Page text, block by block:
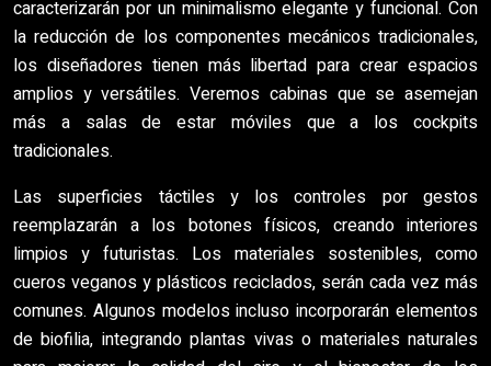
caracterizarán por un minimalismo elegante y funcional. Con
la reducción de los componentes mecánicos tradicionales,
los diseñadores tienen más libertad para crear espacios
amplios y versátiles. Veremos cabinas que se asemejan
más a salas de estar móviles que a los cockpits
tradicionales.
Las superficies táctiles y los controles por gestos
reemplazarán a los botones físicos, creando interiores
limpios y futuristas. Los materiales sostenibles, como
cueros veganos y plásticos reciclados, serán cada vez más
comunes. Algunos modelos incluso incorporarán elementos
de biofilia, integrando plantas vivas o materiales naturales